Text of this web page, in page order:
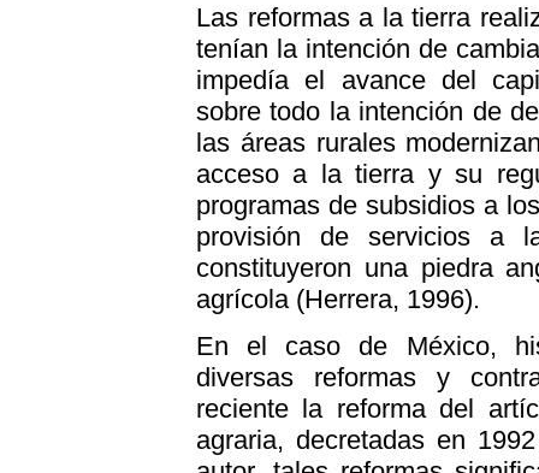
Las reformas a la tierra
tenían la intención de
impedía el avance del
sobre todo la intención de
las áreas rurales
acceso a la tierra y su
programas de subsidios a
provisión de servicios a
constituyeron una piedra
agrícola (Herrera, 1996).
En el caso de México,
diversas reformas y
reciente la reforma del
agraria, decretadas en